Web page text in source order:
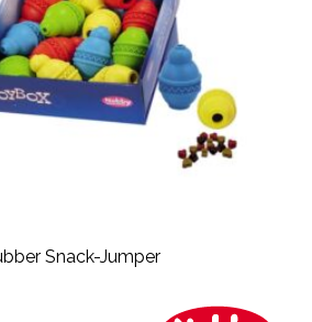
Snack-Jumper